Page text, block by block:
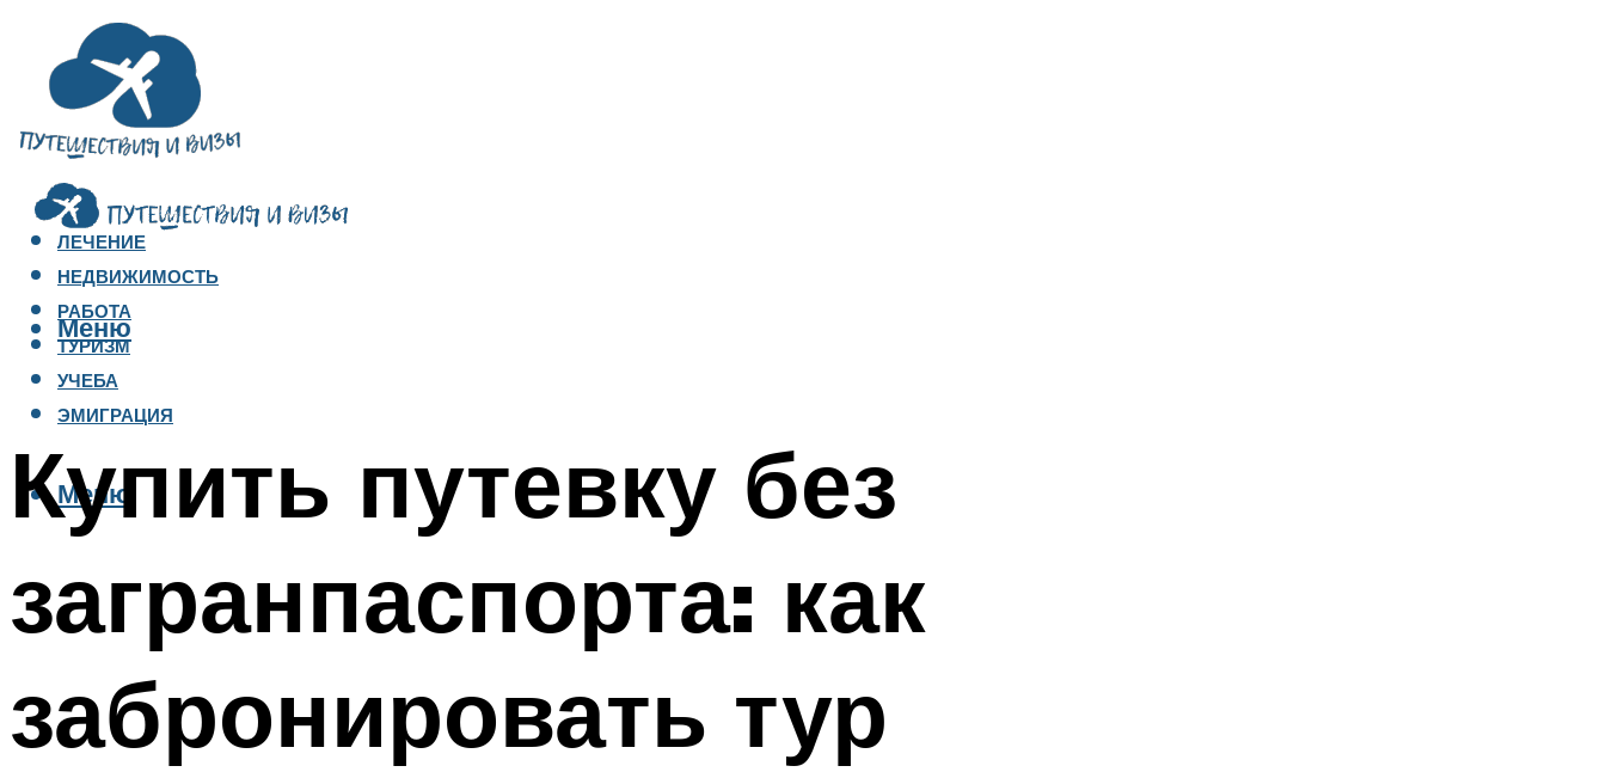
ЛЕЧЕНИЕ
НЕДВИЖИМОСТЬ
РАБОТА
ТУРИЗМ
УЧЕБА
ЭМИГРАЦИЯ
Меню
Меню
Купить путевку без
загранпаспорта: как
забронировать тур